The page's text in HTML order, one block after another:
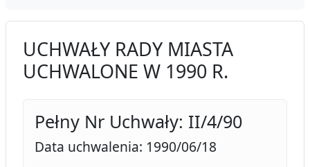
UCHWAŁY RADY MIASTA
UCHWALONE W 1990 R.
Pełny Nr Uchwały: II/4/90
Data uchwalenia: 1990/06/18